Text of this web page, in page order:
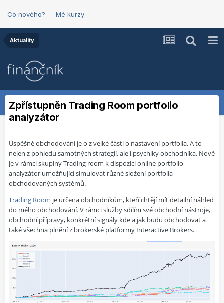
Co nového? Mé kurzy
Aktuality
Zpřístupněn Trading Room portfolio
analyzátor
Úspěšné obchodování je o z velké části o nastavení portfolia. A to
nejen z pohledu samotných strategií, ale i psychiky obchodníka. Nově
je v rámci skupiny Trading room k dispozici online portfolio
analyzátor umožňující simulovat různé složení portfolia
obchodovaných systémů.
Trading Room je určena obchodníkům, kteří chtějí mít detailní náhled
do mého obchodování. V rámci služby sdílím své obchodní nástroje,
obchodní přípravy, konkrétní signály kde a jak budu obchodovat a
také všechna plnění z brokerské platformy Interactive Brokers.